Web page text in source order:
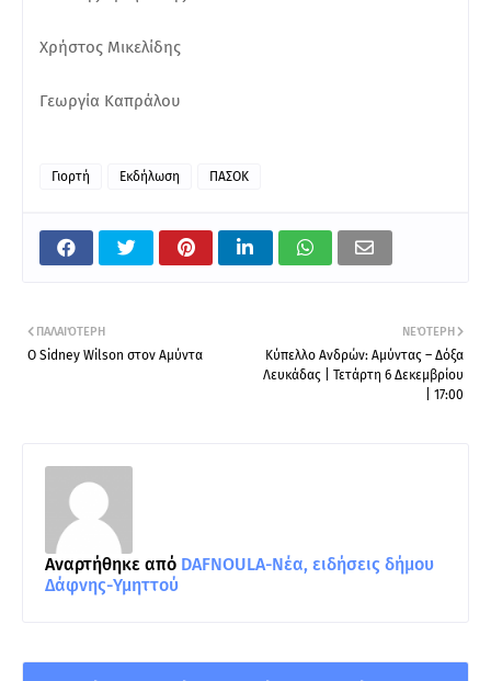
Χρήστος Μικελίδης
Γεωργία Καπράλου
Γιορτή Εκδήλωση ΠΑΣΟΚ
ΝΕΌΤΕΡΗ
Κύπελλο Ανδρών: Αμύντας – Δόξα
Λευκάδας | Τετάρτη 6 Δεκεμβρίου
| 17:00
ΠΑΛΑΙΌΤΕΡΗ
O Sidney Wilson στον Αμύντα
Αναρτήθηκε από DAFNOULA-Νέα, ειδήσεις δήμου
Δάφνης-Υμηττού